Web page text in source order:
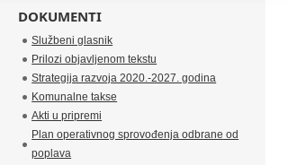
DOKUMENTI
Službeni glasnik
Prilozi objavljenom tekstu
Strategija razvoja 2020.-2027. godina
Komunalne takse
Akti u pripremi
Plan operativnog sprovođenja odbrane od
poplava